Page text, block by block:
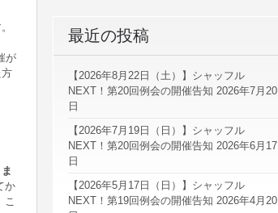
が
か
こ
最近の投稿
【2026年8月22日（土）】シャッフル
NEXT！第20回例会の開催告知 2026年7月20
日
【2026年7月19日（日）】シャッフル
NEXT！第20回例会の開催告知 2026年6月17
日
【2026年5月17日（日）】シャッフル
NEXT！第19回例会の開催告知 2026年4月20